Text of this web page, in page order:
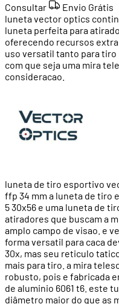
Consultar
Envio Grátis
luneta vector optics
luneta perfeita para
oferecendo recursos
uso versatil tanto para
com que seja uma mira
consideracao.
luneta de tiro esportivo
ffp 34 mm a luneta de
5 30x56 e uma luneta de
atiradores que buscam a
amplo campo de visao. e
forma versatil para caca
30x, mas seu reticulo
mais para tiro. a mira
robusto, pois e fabricada
de aluminio 6061 t6. este
diâmetro maior do que as